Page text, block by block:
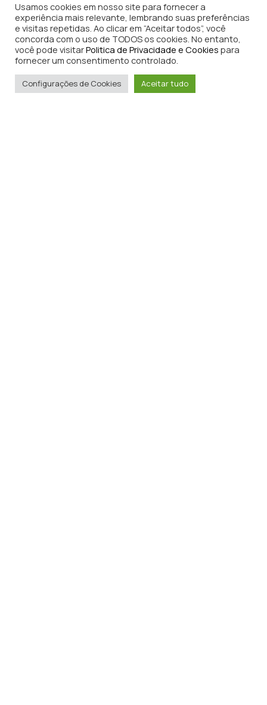
Usamos cookies em nosso site para fornecer a
experiência mais relevante, lembrando suas preferências
e visitas repetidas. Ao clicar em “Aceitar todos”, você
concorda com o uso de TODOS os cookies. No entanto,
você pode visitarPolitica de Privacidade e Cookies para
fornecer um consentimento controlado.
Configurações de Cookies Aceitar tudo